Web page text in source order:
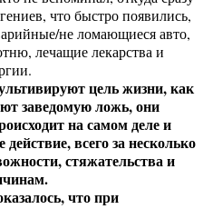
что быстро появились,
не ломающиеся авто,
лечащие лекарства и
цель жизни, как
заведомую ложь, они
на самом деле и
всего за несколько
стяжательства и
что при